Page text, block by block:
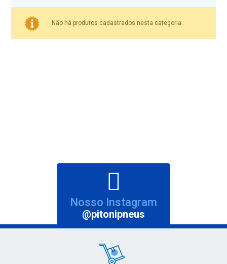
Não há produtos cadastrados nesta categoria.
Nosso Instagram
@pitonipneus